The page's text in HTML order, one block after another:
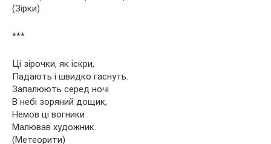
(Зірки)
***
Ці зірочки, як іскри,
Падають і швидко гаснуть.
Запалюють серед ночі
В небі зоряний дощик,
Немов ці вогники
Малював художник.
(Метеорити)